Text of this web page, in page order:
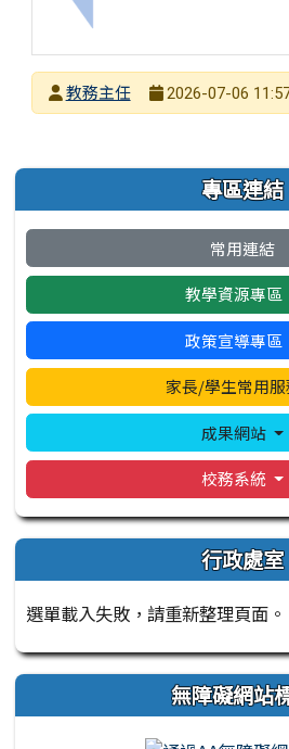
發布者
教務主任
2026-07-06
左邊區域內容 專區連結
常用連結
教學資源專區
政策宣導專區
家長/學生常用服
成果網站
校務系統
行政處室
選單載入失敗，請重新整理頁面。
無障礙網站